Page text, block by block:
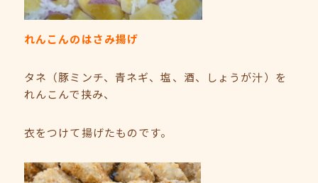
れんこんのはさみ揚げ
タネ（豚ミンチ、青ネギ、塩、酒、しょうが汁）を
れんこんで挟み、
衣をつけて揚げたものです。